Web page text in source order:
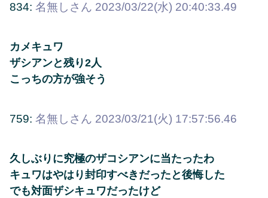
834: 名無しさん 2023/03/22(水) 20:40:33.49
カメキュワ
ザシアンと残り2人
こっちの方が強そう
759: 名無しさん 2023/03/21(火) 17:57:56.46
久しぶりに究極のザコシアンに当たったわ
キュワはやはり封印すべきだったと後悔した
でも対面ザシキュワだったけど